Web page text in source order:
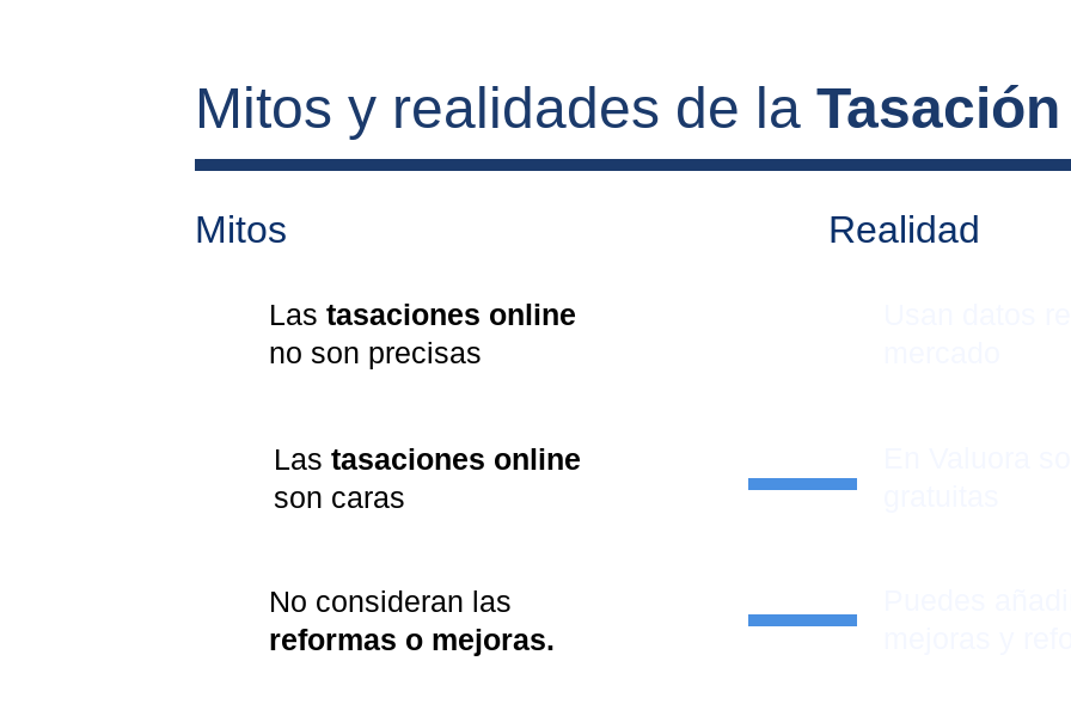
Mitos y realidades de la
Mitos Realidad
Las tasaciones online
no son precisas
Las tasaciones online
son caras
No consideran las
reformas o mejoras.